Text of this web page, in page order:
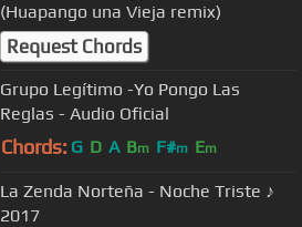
(Huapango una Vieja remix)
Request Chords
Grupo Legítimo -Yo Pongo Las
Reglas - Audio Oficial
Chords: G D A Bm F#m Em
La Zenda Norteña - Noche Triste ♪
2017